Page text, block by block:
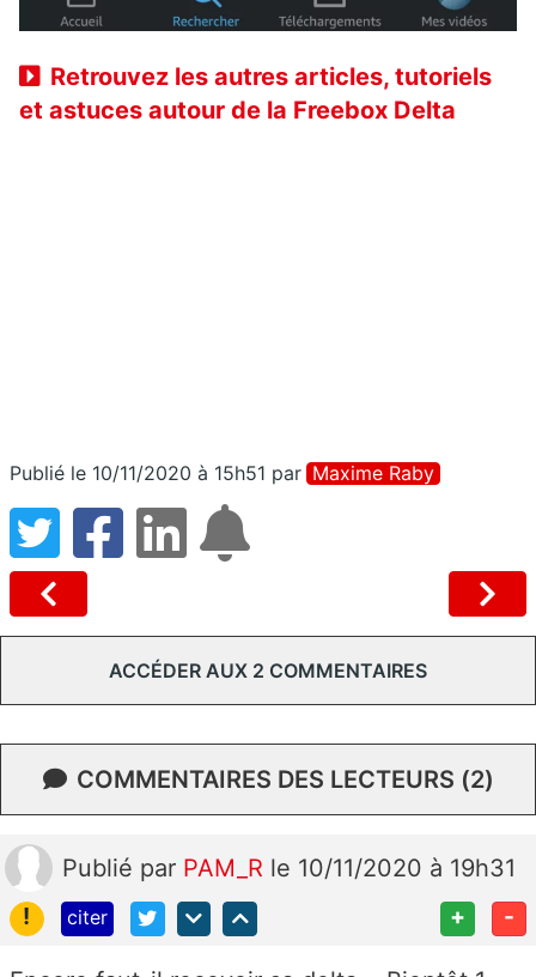
Retrouvez les autres articles, tutoriels
et astuces autour de la Freebox Delta
Publié le 10/11/2020 à 15h51 par Maxime Raby
ACCÉDER AUX 2 COMMENTAIRES
COMMENTAIRES DES LECTEURS (2)
Publié par PAM_R le 10/11/2020 à 19h31
!
citer + -